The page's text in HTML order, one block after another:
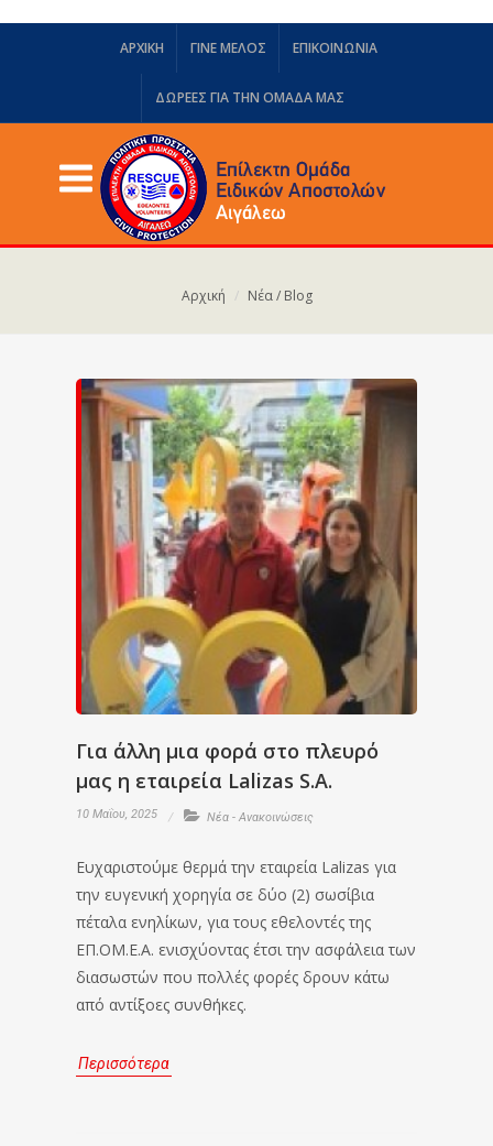
ΑΡΧΙΚΗ ΓΙΝΕ ΜΕΛΟΣ ΕΠΙΚΟΙΝΩΝΙΑ
ΔΩΡΕΈΣ ΓΙΑ ΤΗΝ ΟΜΆΔΑ ΜΑΣ
Αρχική Νέα / Blog
Για άλλη μια φορά στο πλευρό
μας η εταιρεία Lalizas S.A.
10 Μαΐου, 2025 Νέα - Ανακοινώσεις
Ευχαριστούμε θερμά την εταιρεία Lalizas για
την ευγενική χορηγία σε δύο (2) σωσίβια
πέταλα ενηλίκων, για τους εθελοντές της
ΕΠ.ΟΜ.Ε.Α. ενισχύοντας έτσι την ασφάλεια των
διασωστών που πολλές φορές δρουν κάτω
από αντίξοες συνθήκες.
Περισσότερα